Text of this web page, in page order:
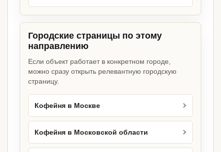
Городские страницы по этому
направлению
Если объект работает в конкретном городе,
можно сразу открыть релевантную городскую
страницу.
Кофейня в Москве
Кофейня в Московской области